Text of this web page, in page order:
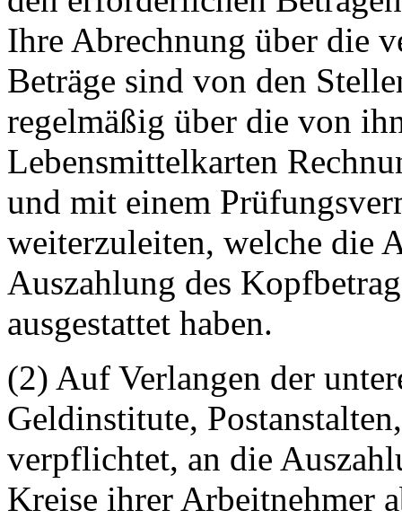
Ihre Abrechnung über die
Beträge sind von den
regelmäßig über die von
Lebensmittelkarten
und mit einem
weiterzuleiten, welche die
Auszahlung des
ausgestattet haben.
(2) Auf Verlangen der
Geldinstitute,
verpflichtet, an die
Kreise ihrer Arbeitnehmer